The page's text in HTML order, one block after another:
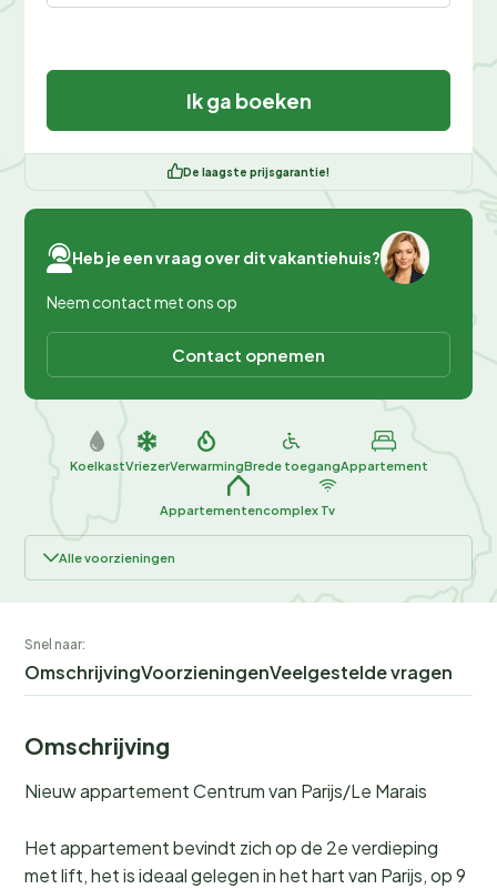
Ik ga boeken
De laagste prijsgarantie!
Heb je een vraag over dit vakantiehuis?
Neem contact met ons op
Contact opnemen
KoelkastVriezerVerwarmingBrede toegangAppartement
Appartementencomplex Tv
Alle voorzieningen
Snel naar:
OmschrijvingVoorzieningenVeelgestelde vragen
Omschrijving
Nieuw appartement Centrum van Parijs/Le Marais
Het appartement bevindt zich op de 2e verdieping
met lift, het is ideaal gelegen in het hart van Parijs, op 9